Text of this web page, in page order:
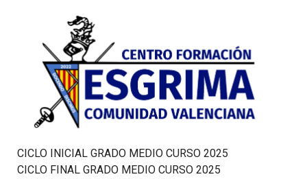
CICLO INICIAL GRADO MEDIO CURSO 2025
CICLO FINAL GRADO MEDIO CURSO 2025